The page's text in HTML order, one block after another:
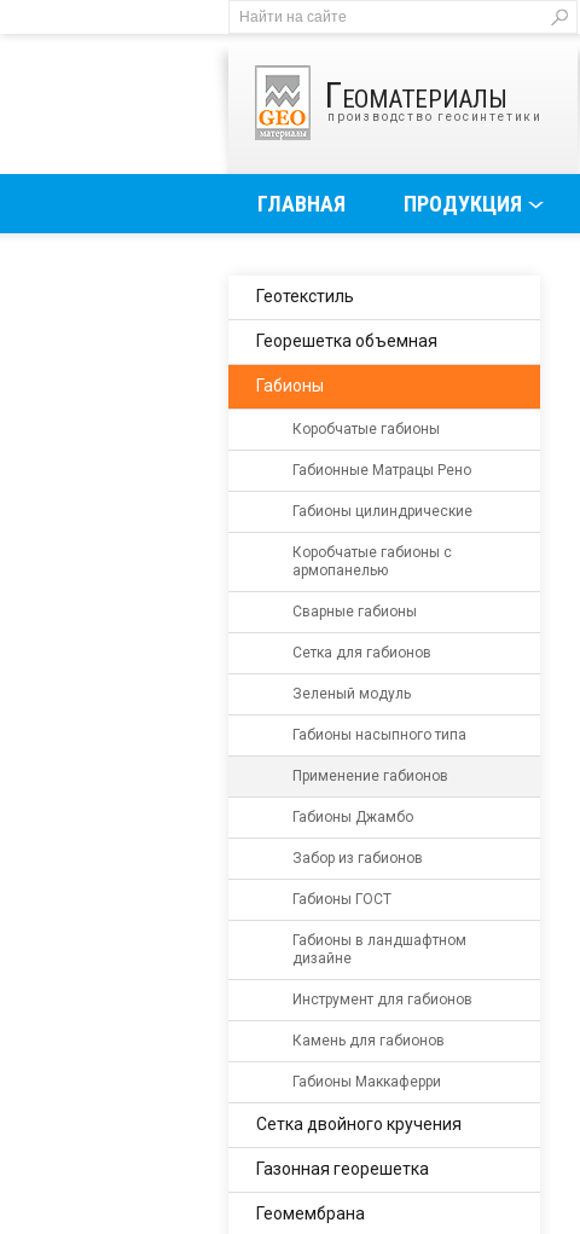
Геоматериалы
производство геосинтетики
ГЛАВНАЯ ПРОДУКЦИЯ
Геотекстиль
Георешетка объемная
Габионы
Коробчатые габионы
Габионные Матрацы Рено
Габионы цилиндрические
Коробчатые габионы с
армопанелью
Сварные габионы
Сетка для габионов
Зеленый модуль
Габионы насыпного типа
Применение габионов
Габионы Джамбо
Забор из габионов
Габионы ГОСТ
Габионы в ландшафтном
дизайне
Инструмент для габионов
Камень для габионов
Габионы Маккаферри
Сетка двойного кручения
Газонная георешетка
Геомембрана